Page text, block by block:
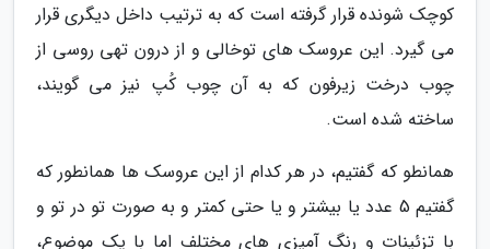
کوچک شونده قرار گرفته است که به ترتیب داخل دیگری قرار
می گیرد. این عروسک های توخالی و از درون تهی روسی از
چوب درخت زیرفون که به آن چوب کُپ نیز می گویند،
ساخته شده است.
همانطو که گفتیم، در هر کدام از این عروسک ها همانطور که
گفتیم 5 عدد یا بیشتر و یا حتی کمتر و به صورت تو در تو و
با تزئینات و رنگ آمیزی های مختلف اما با یک موضوع،